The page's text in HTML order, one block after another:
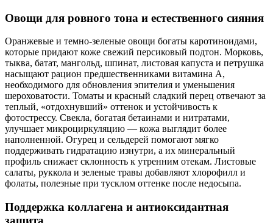
Овощи для ровного тона и естественного сияния
Оранжевые и темно-зеленые овощи богаты каротиноидами,
которые придают коже свежий персиковый подтон. Морковь,
тыква, батат, мангольд, шпинат, листовая капуста и петрушка
насыщают рацион предшественниками витамина А,
необходимого для обновления эпителия и уменьшения
шероховатости. Томаты и красный сладкий перец отвечают за
теплый, «отдохнувший» оттенок и устойчивость к
фотострессу. Свекла, богатая бетаинами и нитратами,
улучшает микроциркуляцию — кожа выглядит более
наполненной. Огурец и сельдерей помогают мягко
поддерживать гидратацию изнутри, а их минеральный
профиль снижает склонность к утренним отекам. Листовые
салаты, руккола и зеленые травы добавляют хлорофилл и
фолаты, полезные при тусклом оттенке после недосыпа.
Поддержка коллагена и антиоксидантная
защита